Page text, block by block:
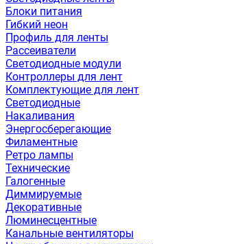
Блоки питания
Гибкий неон
Профиль для ленты
Рассеиватели
Светодиодные модули
Контроллеры для лент
Комплектующие для лент
Светодиодные
Накаливания
Энергосберегающие
Филаментные
Ретро лампы
Технические
Галогенные
Диммируемые
Декоративные
Люминесцентные
Канальные вентиляторы